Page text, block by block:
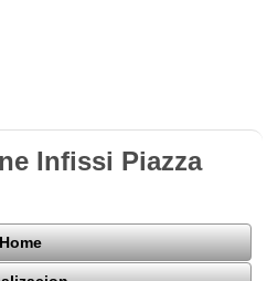
Infissi Piazza